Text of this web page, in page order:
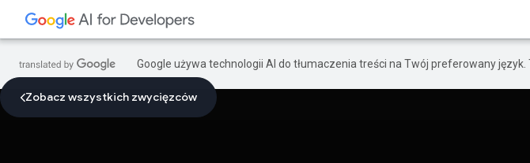
Google używa technologii AI do tłumaczenia treści na Twój preferowany
Zobacz wszystkich zwycięzców